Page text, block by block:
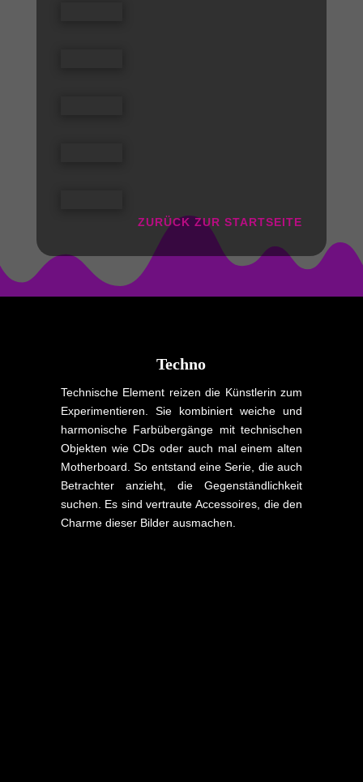
ZURÜCK ZUR STARTSEITE
Techno
Technische Element reizen die Künstlerin zum
Experimentieren. Sie kombiniert weiche und
harmonische Farbübergänge mit technischen
Objekten wie CDs oder auch mal einem alten
Motherboard. So entstand eine Serie, die auch
Betrachter anzieht, die Gegenständlichkeit
suchen. Es sind vertraute Accessoires, die den
Charme dieser Bilder ausmachen.